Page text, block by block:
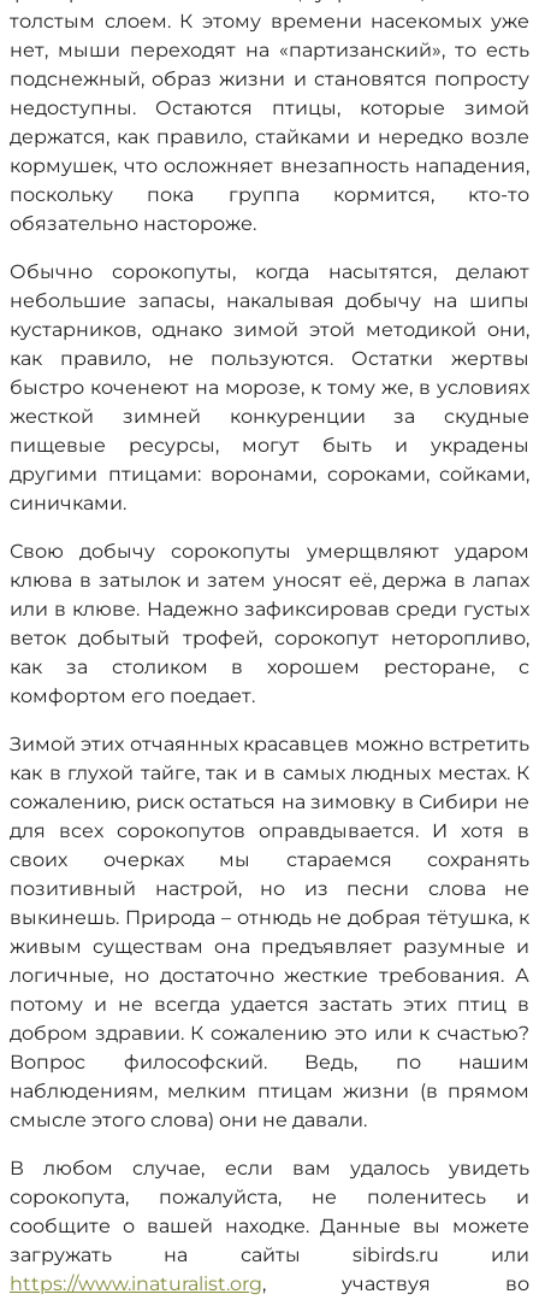
толстым слоем. К этому времени насекомых уже
нет, мыши переходят на «партизанский», то есть
подснежный, образ жизни и становятся попросту
недоступны. Остаются птицы, которые зимой
держатся, как правило, стайками и нередко возле
кормушек, что осложняет внезапность нападения,
поскольку пока группа кормится, кто-то
обязательно настороже.
Обычно сорокопуты, когда насытятся, делают
небольшие запасы, накалывая добычу на шипы
кустарников, однако зимой этой методикой они,
как правило, не пользуются. Остатки жертвы
быстро коченеют на морозе, к тому же, в условиях
жесткой зимней конкуренции за скудные
пищевые ресурсы, могут быть и украдены
другими птицами: воронами, сороками, сойками,
синичками.
Свою добычу сорокопуты умерщвляют ударом
клюва в затылок и затем уносят её, держа в лапах
или в клюве. Надежно зафиксировав среди густых
веток добытый трофей, сорокопут неторопливо,
как за столиком в хорошем ресторане, с
комфортом его поедает.
Зимой этих отчаянных красавцев можно встретить
как в глухой тайге, так и в самых людных местах. К
сожалению, риск остаться на зимовку в Сибири не
для всех сорокопутов оправдывается. И хотя в
своих очерках мы стараемся сохранять
позитивный настрой, но из песни слова не
выкинешь. Природа – отнюдь не добрая тётушка, к
живым существам она предъявляет разумные и
логичные, но достаточно жесткие требования. А
потому и не всегда удается застать этих птиц в
добром здравии. К сожалению это или к счастью?
Вопрос философский. Ведь, по нашим
наблюдениям, мелким птицам жизни (в прямом
смысле этого слова) они не давали.
В любом случае, если вам удалось увидеть
сорокопута, пожалуйста, не поленитесь и
сообщите о вашей находке. Данные вы можете
загружать на сайты sibirds.ru или
https://www.inaturalist.org, участвуя во